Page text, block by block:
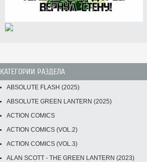
КАТЕГОРИИ РАЗДЕЛА
ABSOLUTE FLASH (2025)
ABSOLUTE GREEN LANTERN (2025)
ACTION COMICS
ACTION COMICS (VOL.2)
ACTION COMICS (VOL.3)
ALAN SCOTT - THE GREEN LANTERN (2023)